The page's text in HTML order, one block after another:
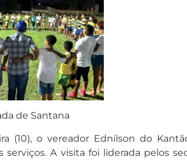
de Santana
(10), o vereador Ednilson do
serviços. A visita foi liderada pelos